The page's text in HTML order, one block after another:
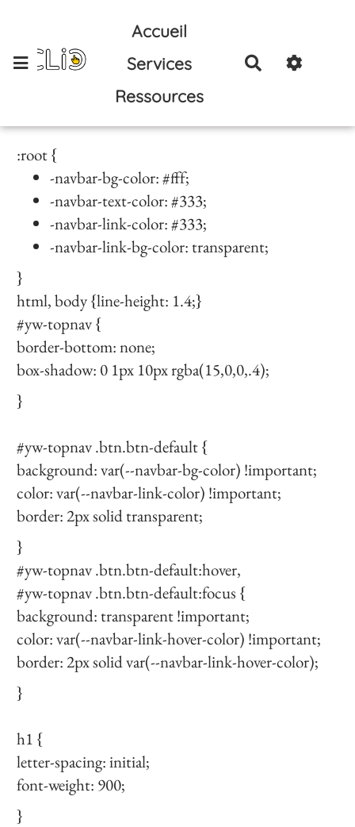
Aller au contenu principal
Accueil
Services
Ressources
Rechercher
:root {
-navbar-bg-color: #fff;
-navbar-text-color: #333;
-navbar-link-color: #333;
-navbar-link-bg-color: transparent;
}
html, body {line-height: 1.4;}
#yw-topnav {
border-bottom: none;
box-shadow: 0 1px 10px rgba(15,0,0,.4);
}
#yw-topnav .btn.btn-default {
background: var(--navbar-bg-color) !important;
color: var(--navbar-link-color) !important;
border: 2px solid transparent;
}
#yw-topnav .btn.btn-default:hover,
#yw-topnav .btn.btn-default:focus {
background: transparent !important;
color: var(--navbar-link-hover-color) !important;
border: 2px solid var(--navbar-link-hover-color);
}
h1 {
letter-spacing: initial;
font-weight: 900;
}